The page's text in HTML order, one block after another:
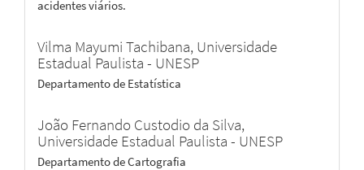
acidentes viários.
Vilma Mayumi Tachibana, Universidade
Estadual Paulista - UNESP
Departamento de Estatística
João Fernando Custodio da Silva,
Universidade Estadual Paulista - UNESP
Departamento de Cartografia